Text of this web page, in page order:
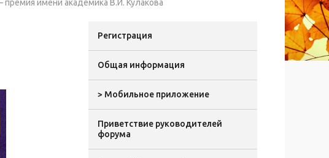
премия имени академика В.И. Кулакова
Регистрация
Общая информация
> Мобильное приложение
Приветствие руководителей
форума